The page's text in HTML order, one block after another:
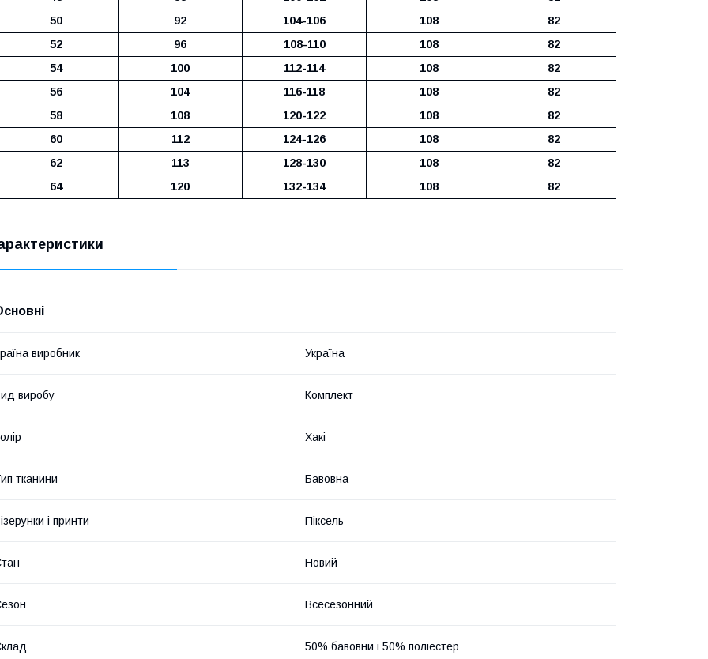
50
92 104-106 108
82
52
96 108-110 108
82
54
100 112-114 108
82
56
104 116-118 108
82
58
108 120-122 108
82
60
112 124-126 108
82
62
113 128-130 108
82
64
120 132-134 108 82
виробник Україна
виробу Комплект
Хакі
тканини Бавовна
і принти Піксель
Новий
Всесезонний
50% бавовни і 50% поліестер